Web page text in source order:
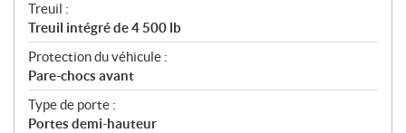
Treuil :
Treuil intégré de 4 500 lb
Protection du véhicule :
Pare-chocs avant
Type de porte :
Portes demi-hauteur